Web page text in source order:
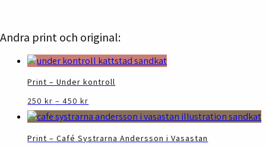
Andra print och original:
Print – Under kontroll
250kr – 450kr
250 kr
till
här
produkten
har
Print – Café Systrarna Andersson i Vasastan